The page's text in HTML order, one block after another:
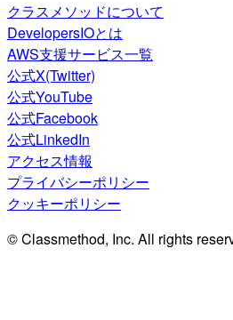
クラスメソッドについて
DevelopersIOとは
AWS支援サービス一覧
公式X(Twitter)
公式YouTube
公式Facebook
公式LinkedIn
アクセス情報
プライバシーポリシー
クッキーポリシー
© Classmethod, Inc. All rights